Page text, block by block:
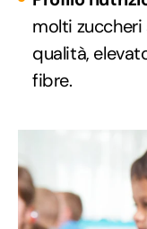
molti
qualità,
fibre.